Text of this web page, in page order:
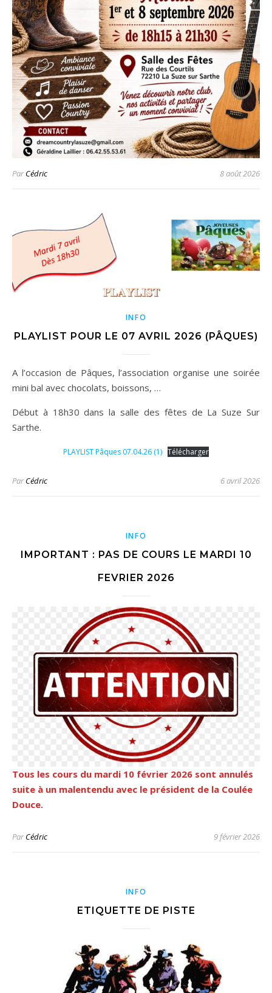
ParCédric 8 août 2026
INFO
PLAYLIST POUR LE 07 AVRIL 2026 (PÂQUES)
A l’occasion de Pâques, l’association organise une soirée
mini bal avec chocolats, boissons, …
Début à 18h30 dans la salle des fêtes de La Suze Sur
Sarthe.
PLAYLIST Pâques 07.04.26 (1) Télécharger
ParCédric 6 avril 2026
INFO
IMPORTANT : PAS DE COURS LE MARDI 10
FEVRIER 2026
Tous les cours du mardi 10 février 2026 sont annulés
suite à un malentendu avec le président de la Coulée
Douce.
ParCédric 9 février 2026
INFO
ETIQUETTE DE PISTE